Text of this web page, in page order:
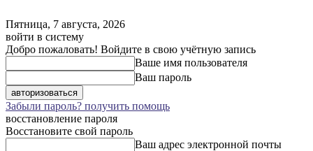
Пятница, 7 августа, 2026
войти в систему
Добро пожаловать! Войдите в свою учётную запись
Ваше имя пользователя
Ваш пароль
Забыли пароль? получить помощь
восстановление пароля
Восстановите свой пароль
Ваш адрес электронной почты